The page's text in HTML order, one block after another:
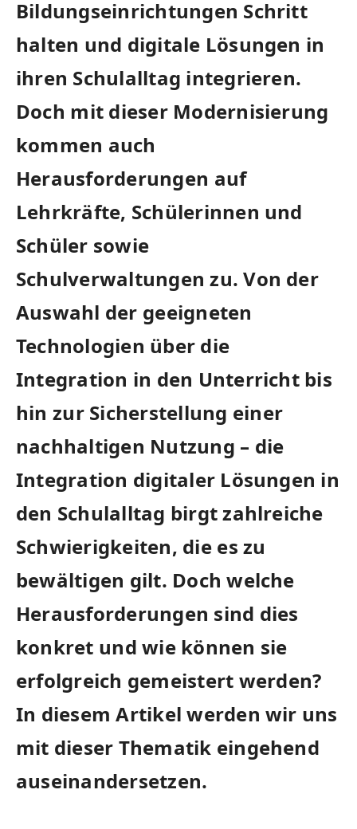
Bildungseinrichtungen Schritt
halten und digitale ‍Lösungen in
ihren Schulalltag integrieren.
Doch⁢ mit dieser Modernisierung
kommen auch
Herausforderungen ⁤auf
Lehrkräfte, Schülerinnen und
Schüler sowie
Schulverwaltungen zu. Von der
Auswahl der ⁤geeigneten
Technologien‌ über die
Integration in ‍den Unterricht bis
hin ⁣zur Sicherstellung ⁢einer
nachhaltigen Nutzung – ‌die
Integration digitaler ​Lösungen in
den ‌Schulalltag birgt zahlreiche
Schwierigkeiten, die ⁣es zu
‍bewältigen gilt. Doch welche
Herausforderungen​ sind dies
konkret⁣ und wie‍ können sie
erfolgreich ​gemeistert ⁤werden?
In ‍diesem​ Artikel werden wir uns
mit‍ dieser ‍Thematik eingehend
auseinandersetzen.